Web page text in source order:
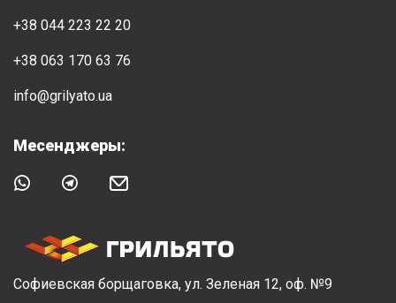
+38 044 223 22 20
+38 063 170 63 76
info@grilyato.ua
Месенджеры:
Софиевская борщаговка, ул. Зеленая 12, оф. №9